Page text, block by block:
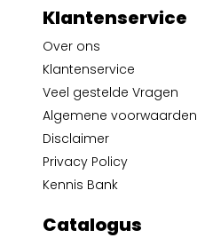
Klantenservice
Over ons
Klantenservice
Veel gestelde Vragen
Algemene voorwaarden
Disclaimer
Privacy Policy
Kennis Bank
Catalogus